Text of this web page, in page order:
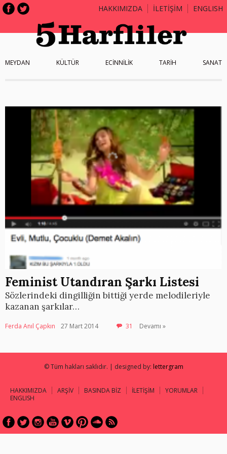
HAKKIMIZDA İLETİŞİM ENGLISH
MEYDAN KÜLTÜR ECİNNİLİK TARİH SANAT
Feminist Utandıran Şarkı Listesi
Sözlerindeki dingilliğin bittiği yerde melodileriyle
kazanan şarkılar…
Ferda Anıl Çapkın 27 Mart 2014 31 Devamı »
© Tüm hakları saklıdır. | designed by: lettergram
HAKKIMIZDA ARŞİV BASINDA BİZ İLETİŞİM
YORUMLAR
ENGLISH